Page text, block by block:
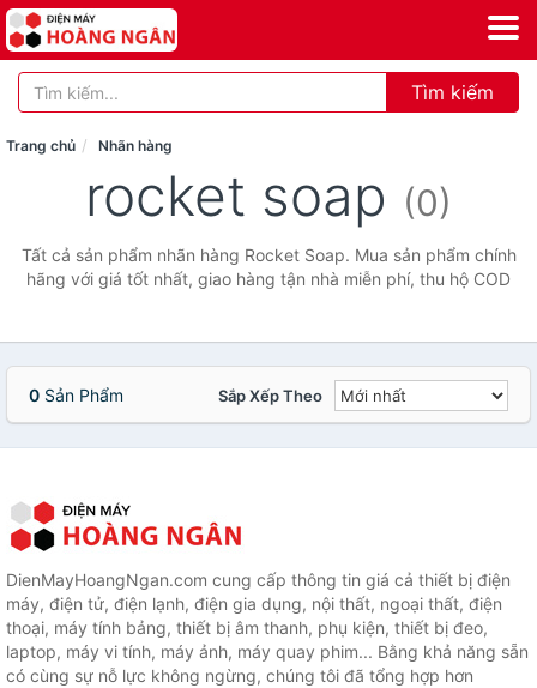
Tìm kiếm
Trang chủ Nhãn hàng
rocket soap (0)
Tất cả sản phẩm nhãn hàng Rocket Soap. Mua sản phẩm chính
hãng với giá tốt nhất, giao hàng tận nhà miễn phí, thu hộ COD
0 Sản Phẩm Sắp Xếp Theo
DienMayHoangNgan.com cung cấp thông tin giá cả thiết bị điện
máy, điện tử, điện lạnh, điện gia dụng, nội thất, ngoại thất, điện
thoại, máy tính bảng, thiết bị âm thanh, phụ kiện, thiết bị đeo,
laptop, máy vi tính, máy ảnh, máy quay phim... Bằng khả năng sẵn
có cùng sự nỗ lực không ngừng, chúng tôi đã tổng hợp hơn